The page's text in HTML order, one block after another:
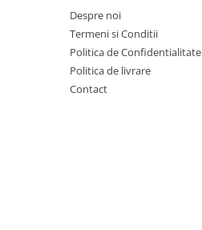
Despre noi
Termeni si Conditii
Politica de Confidentialitate
Politica de livrare
Contact